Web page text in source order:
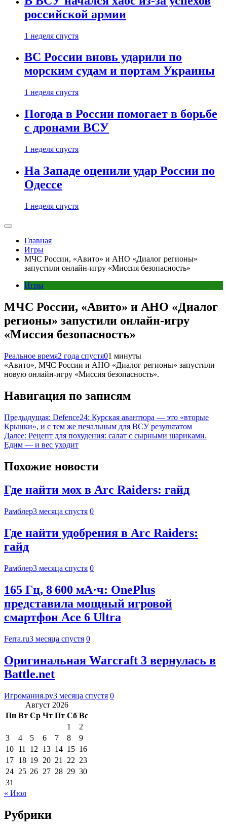
российской армии
1 неделя спустя
ВС России вновь ударили по
морским судам и портам Украины
1 неделя спустя
Погода в России помогает в борьбе
с дронами ВСУ
1 неделя спустя
На Западе оценили удар России по
Одессе
1 неделя спустя
Главная
Игры
МЧС России, «Авито» и АНО «Диалог регионы»
запустили онлайн-игру «Миссия безопасность»
Игры
МЧС России, «Авито» и АНО «Диалог
регионы» запустили онлайн-игру
«Миссия безопасность»
Реальное время2 года спустя01 минуты
«Авито», МЧС России и АНО «Диалог регионы» запустили
новую онлайн-игру «Миссия безопасность».
Навигация по записям
Предыдущая: Defence24: Курская авантюра — это «вторые
Крынки», и с тем же печальным для ВСУ результатом
Далее: Рецепт для похудения: салат с сырными шариками.
Едим — и вес уходит
Похожие новости
Где найти мох в Arc Raiders: гайд
Рамблер3 месяца спустя 0
Где найти удобрения в Arc Raiders:
гайд
Рамблер3 месяца спустя 0
165 Гц, 8 600 мА·ч: OnePlus
представила мощный игровой
смартфон Ace 6 Ultra
Ferra.ru3 месяца спустя 0
Оригинальная Warcraft 3 вернулась в
Battle.net
Игромания.ру3 месяца спустя 0
Август 2026
Пн Вт Ср Чт Пт Сб Вс
1
2
3
4 5 6 7 8
9
10 11 12 13 14 15 16
17 18 19 20 21 22 23
24 25 26 27 28 29 30
31
« Июл
Рубрики